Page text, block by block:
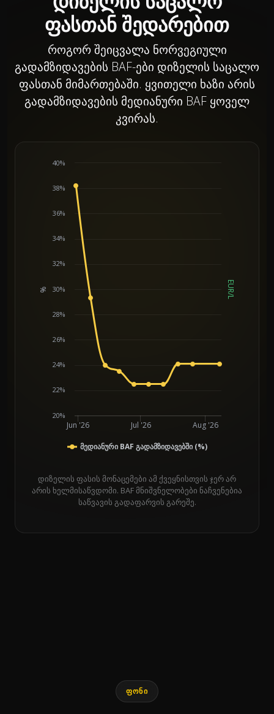
ფასთან შედარებით
როგორ შეიცვალა ნორვეგიული
გადამზიდავების BAF-ები დიზელის საცალო
ფასთან მიმართებაში. ყვითელი ხაზი არის
გადამზიდავების მედიანური BAF ყოველ
კვირას.
% EUR/L
მედიანური BAF გადამზიდავებში (%)
Jun '26 Jul '26 Aug '26
20%
22%
24%
26%
28%
30%
32%
34%
36%
38%
40%
დიზელის ფასის მონაცემები ამ ქვეყნისთვის ჯერ არ
არის ხელმისაწვდომი. BAF მნიშვნელობები ნაჩვენებია
საწვავის გადაფარვის გარეშე.
ᲤᲝᲜᲘ